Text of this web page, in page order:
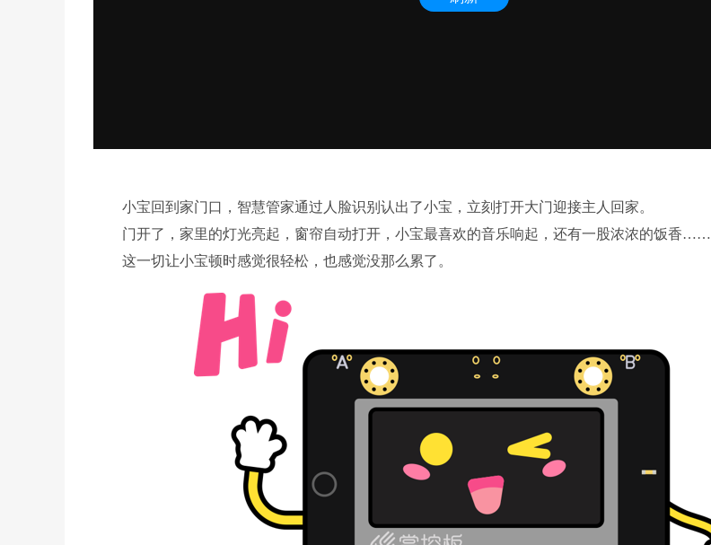
小宝回到家门口，智慧管家通过人脸识别认出了小宝，立刻打开大门迎接主人回家。
门开了，家里的灯光亮起，窗帘自动打开，小宝最喜欢的音乐响起，还有一股浓浓的饭香……
这一切让小宝顿时感觉很轻松，也感觉没那么累了。